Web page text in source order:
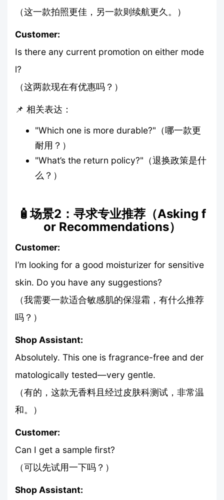
（这一款拍照更佳，另一款则续航更久。）
Customer:
Is there any current promotion on either mode
l?
（这两款现在有优惠吗？）
📌 相关表达：
"Which one is more durable?"（哪一款更
耐用？）
"What’s the return policy?"（退换政策是什
么？）
🧴场景2：寻求专业推荐（Asking f
or Recommendations）
Customer:
I’m looking for a good moisturizer for sensitive
skin. Do you have any suggestions?
（我需要一款适合敏感肌的保湿霜，有什么推荐
吗？）
Shop Assistant:
Absolutely. This one is fragrance-free and der
matologically tested—very gentle.
（有的，这款无香料且经过皮肤科测试，非常温
和。）
Customer:
Can I get a sample first?
（可以先试用一下吗？）
Shop Assistant: